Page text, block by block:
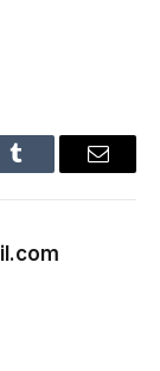
Tumblr Email